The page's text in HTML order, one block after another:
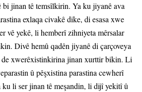
bi jinan tê temsîlkirin. Ya ku jiyanê ava
exlaqa civakê dike, di esasa xwe
vê yekê, li hemberî zihniyeta mêrsalar
Divê hemû qadên jiyanê di çarçoveya
xwerêxistinkirina jinan xurttir bikin. Li
û pêşxistina parastina cewherî
ku li ser jinan tê meşandin, li dijî yekitî û